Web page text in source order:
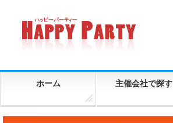
ホーム 主催会社で探す